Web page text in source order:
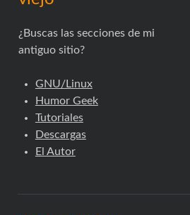
¿Buscas las secciones de mi
antiguo sitio?
GNU/Linux
Humor Geek
Tutoriales
Descargas
El Autor